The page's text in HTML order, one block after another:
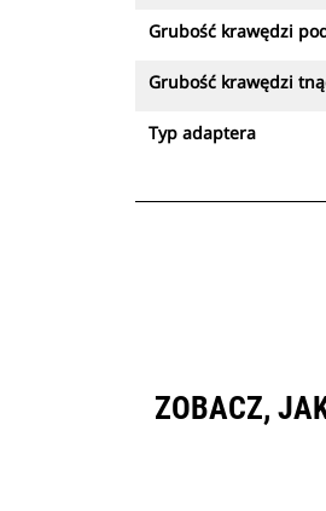
Grubość krawędzi
Grubość krawędzi
Typ adaptera
ZOBACZ,